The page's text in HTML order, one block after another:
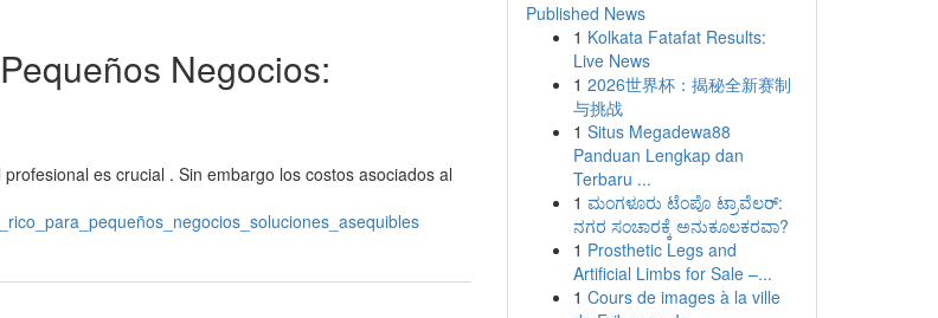
Negocios:
es crucial . Sin embargo los costos asociados al
Published News
1 Kolkata Fatafat Results:
Live News
1 2026世界杯：揭秘全新赛制
与挑战
1 Situs Megadewa88
Panduan Lengkap dan
Terbaru ...
1 ಮಂಗಳೂರು ಟೆಂಪೊ ಟ್ರಾವೆಲರ್:
ನಗರ ಸಂಚಾರಕ್ಕೆ ಅನುಕೂಲಕರವಾ?
1 Prosthetic Legs and
Artificial Limbs for Sale –...
1 Cours de images à la ville